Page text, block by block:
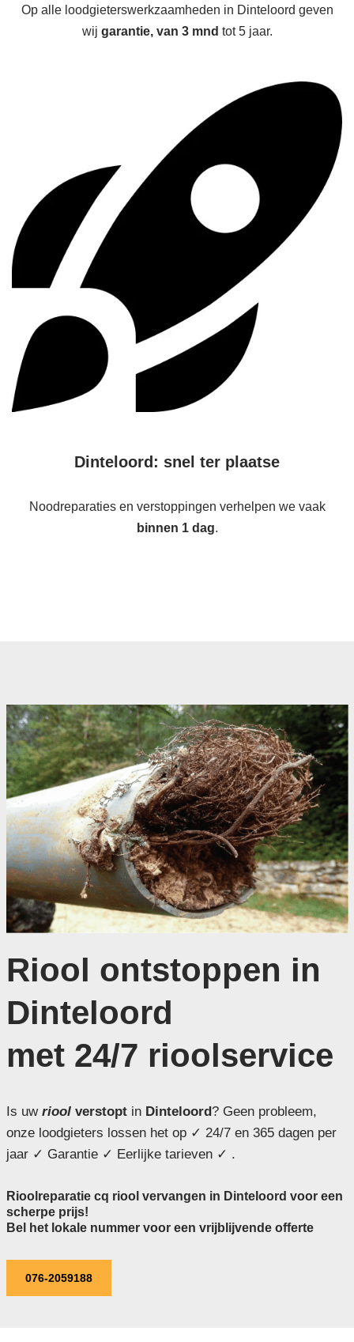
Op alle loodgieterswerkzaamheden in Dinteloord geven
wij garantie, van 3 mnd tot 5 jaar.
Dinteloord: snel ter plaatse
Noodreparaties en verstoppingen verhelpen we vaak
binnen 1 dag.
Riool ontstoppen in
Dinteloord
met 24/7 rioolservice
Is uw rioolverstoptin Dinteloord? Geen probleem,
onze loodgieters lossen het op ✓ 24/7 en 365 dagen per
jaar ✓ Garantie ✓ Eerlijke tarieven ✓ .
Rioolreparatie cq riool vervangen in Dinteloord voor een
scherpe prijs!
Bel het lokale nummer voor een vrijblijvende offerte
076-2059188